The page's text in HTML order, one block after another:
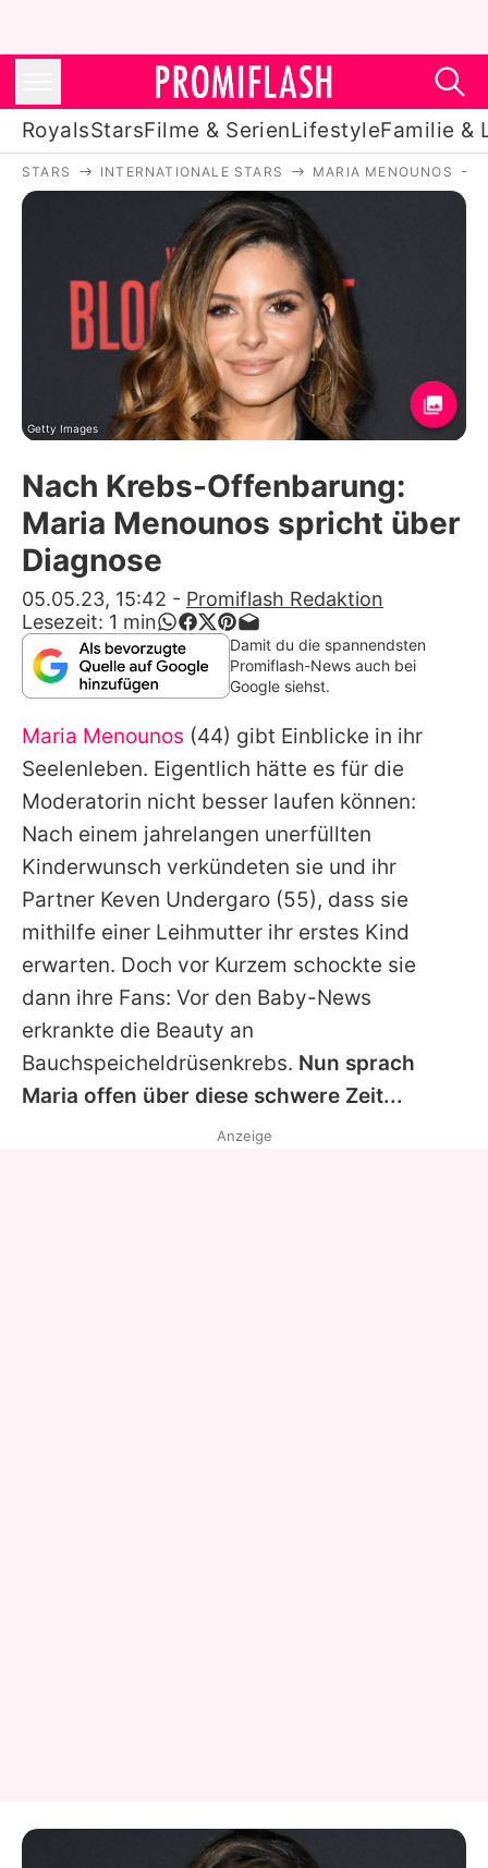
RoyalsStarsFilme & SerienLifestyleFamilie &
Royals
Stars
Filme & Serien
Lifestyle
Familie & Liebe
Promiflash Exklusiv
Alle Themen auf Promiflash
App runterladen
Team
Redaktionelle Richtlinien
Impressum
Datenschutzerklärung
Nutzungsbedingungen
Utiq verwalten
STARS INTERNATIONALE STARS MARIA MENOUNOS
Getty Images
Nach Krebs-Offenbarung:
Maria Menounos spricht über
Diagnose
05.05.23, 15:42 - Promiflash Redaktion
Lesezeit: 1 min
Damit du die spannendsten
Promiflash-News auch bei
Google siehst.
Maria Menounos (44) gibt Einblicke in ihr
Seelenleben. Eigentlich hätte es für die
Moderatorin nicht besser laufen können:
Nach einem jahrelangen unerfüllten
Kinderwunsch verkündeten sie und ihr
Partner Keven Undergaro (55), dass sie
mithilfe einer Leihmutter ihr erstes Kind
erwarten. Doch vor Kurzem schockte sie
dann ihre Fans: Vor den Baby-News
erkrankte die Beauty an
Bauchspeicheldrüsenkrebs. Nun sprach
Maria offen über diese schwere Zeit...
Anzeige